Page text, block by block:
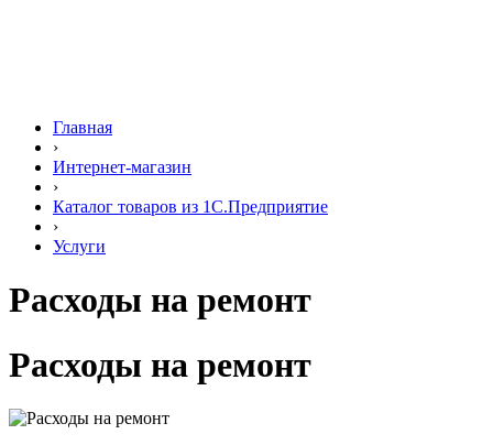
Главная
›
Интернет-магазин
›
Каталог товаров из 1С.Предприятие
›
Услуги
Расходы на ремонт
Расходы на ремонт